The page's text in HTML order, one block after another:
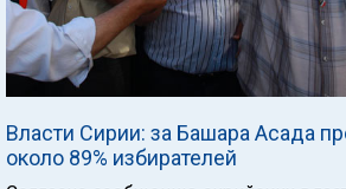
Власти Сирии: за Башара Асада
около 89% избирателей